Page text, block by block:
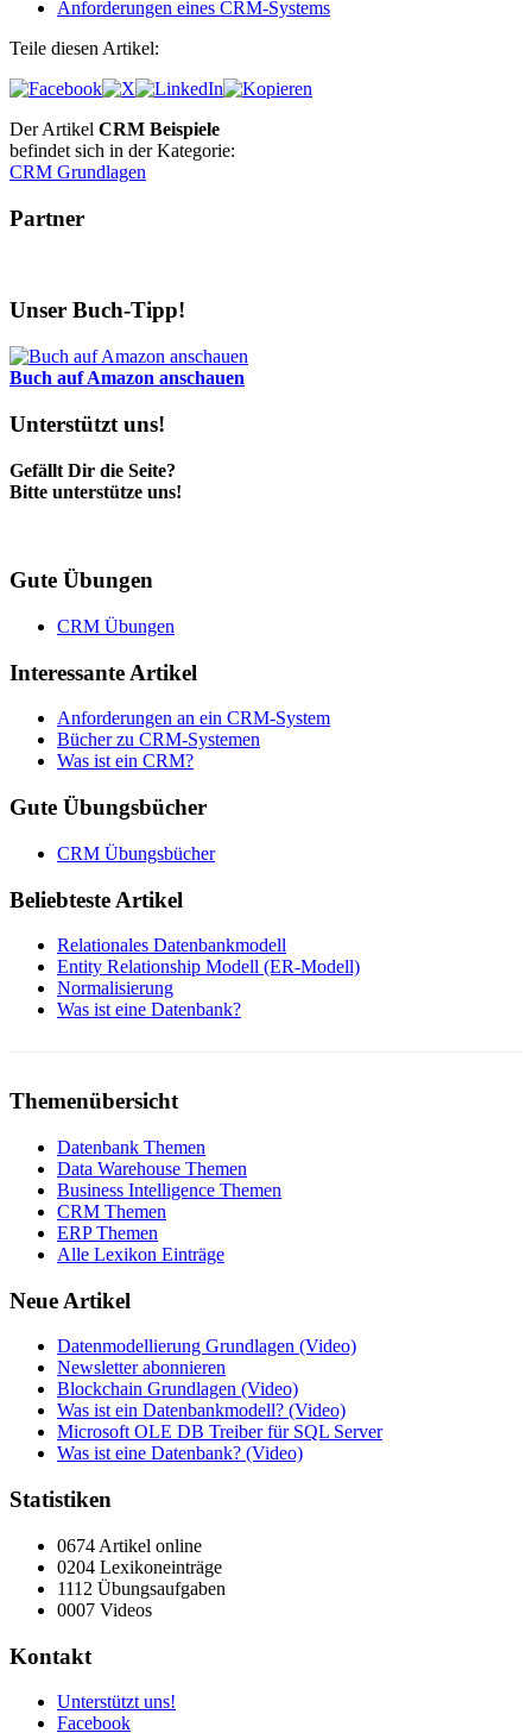
Anforderungen eines CRM-Systems
Teile diesen Artikel:
Der Artikel CRM Beispiele
befindet sich in der Kategorie:
CRM Grundlagen
Partner
Unser Buch-Tipp!
Buch auf Amazon anschauen
Unterstützt uns!
Gefällt Dir die Seite?
Bitte unterstütze uns!
Gute Übungen
CRM Übungen
Interessante Artikel
Anforderungen an ein CRM-System
Bücher zu CRM-Systemen
Was ist ein CRM?
Gute Übungsbücher
CRM Übungsbücher
Beliebteste Artikel
Relationales Datenbankmodell
Entity Relationship Modell (ER-Modell)
Normalisierung
Was ist eine Datenbank?
Themenübersicht
Datenbank Themen
Data Warehouse Themen
Business Intelligence Themen
CRM Themen
ERP Themen
Alle Lexikon Einträge
Neue Artikel
Datenmodellierung Grundlagen (Video)
Newsletter abonnieren
Blockchain Grundlagen (Video)
Was ist ein Datenbankmodell? (Video)
Microsoft OLE DB Treiber für SQL Server
Was ist eine Datenbank? (Video)
Statistiken
0674 Artikel online
0204 Lexikoneinträge
1112 Übungsaufgaben
0007 Videos
Kontakt
Unterstützt uns!
Facebook